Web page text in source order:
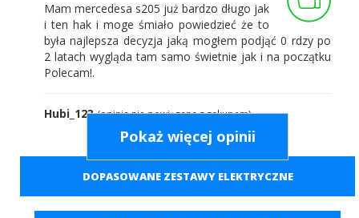
Mam mercedesa s205 już bardzo długo jak
i ten hak i moge śmiało powiedzieć że to
była najlepsza decyzja jaką mogłem podjąć 0 rdzy po
2 latach wygląda tam samo świetnie jak i na początku
Polecam!.
Hubi_123 (opinia nie powiązana z zakupem)
Cudownie sie prezentuje wyróżnia się
Pokaż więcej opinii
DOPASOWANE ZESTAWY ELEKTRYCZNE